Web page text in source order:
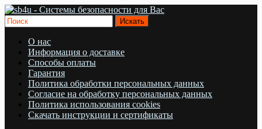
О нас
Информация о доставке
Cпособы оплаты
Гарантия
Политика обработки персональных данных
Согласие на обработку персональных данных
Политика использования cookies
Скачать инструкции и сертификаты